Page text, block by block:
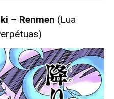
– Renmen (Lua